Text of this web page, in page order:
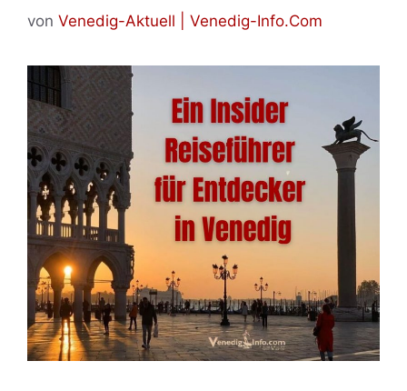
von Venedig-Aktuell | Venedig-Info.Com